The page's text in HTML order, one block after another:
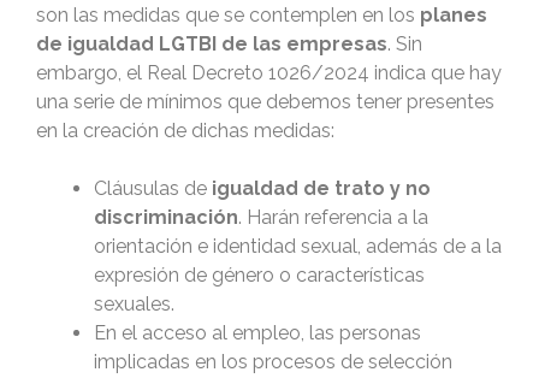
son las medidas que se contemplen en los planes
de igualdad LGTBI de las empresas. Sin
embargo, el Real Decreto 1026/2024 indica que hay
una serie de mínimos que debemos tener presentes
en la creación de dichas medidas:
Cláusulas de igualdad de trato y no
discriminación. Harán referencia a la
orientación e identidad sexual, además de a la
expresión de género o características
sexuales.
En el acceso al empleo, las personas
implicadas en los procesos de selección